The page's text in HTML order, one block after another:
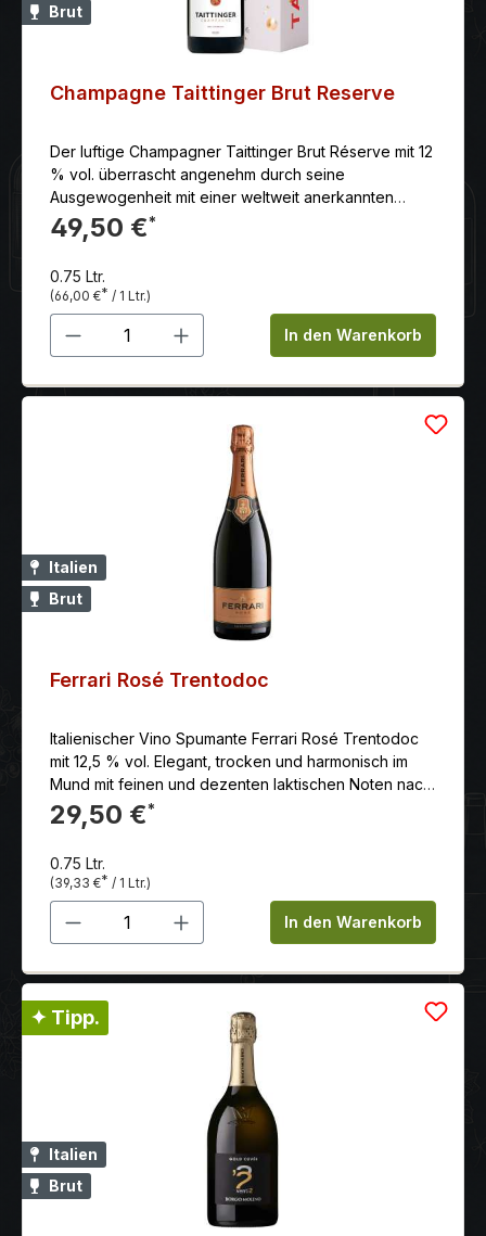
Brut
Champagne Taittinger Brut Reserve
Der luftige Champagner Taittinger Brut Réserve mit 12
% vol. überrascht angenehm durch seine
Ausgewogenheit mit einer weltweit anerkannten
Qualität von absoluter Beständigkeit. Es ist der
Champagner für jeden Moment, par excellence. Der
Pinot Noir und 50% Chardonnay Trauben hergestellt.
49,50 €*
0.75 Ltr.
(66,00 €* / 1 Ltr.)
Produkt Anzahl: Gib denIn den Warenkorb
Italien
Brut
Ferrari Rosé Trentodoc
Italienischer Vino Spumante Ferrari Rosé Trentodoc
mit 12,5 % vol. Elegant, trocken und harmonisch im
Mund mit feinen und dezenten laktischen Noten nach
Vanille- und Hefe.
29,50 €*
0.75 Ltr.
(39,33 €* / 1 Ltr.)
Produkt Anzahl: Gib denIn den Warenkorb
✦ Tipp.
Italien
Brut